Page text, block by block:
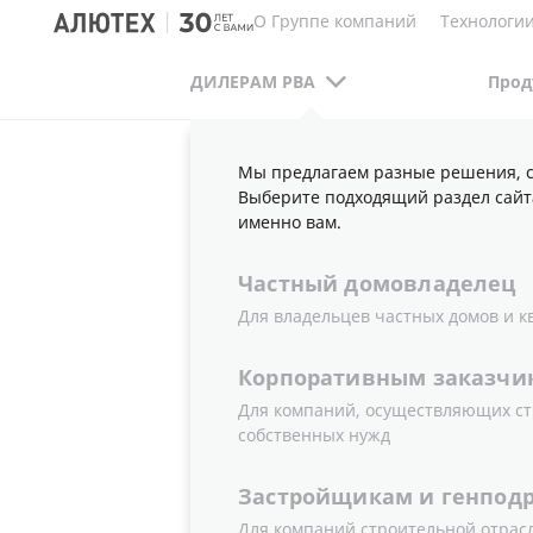
О Группе компаний
ДИЛЕРАМ РВА
Мы предлагаем разные решения,
Выберите подходящий раздел
именно вам.
Частный домовладелец
Для владельцев частных домов и
Корпоративным
Для компаний, осуществляющих
собственных нужд
Застройщикам и
ДИЛЕРАМ РВА ПУБЛИКАЦИИ НОВОСТИ